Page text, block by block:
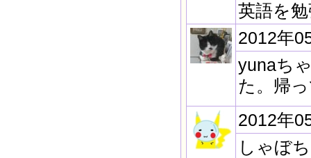
英語を
2012年
yunaち
た。帰
2012年
しゃぼ